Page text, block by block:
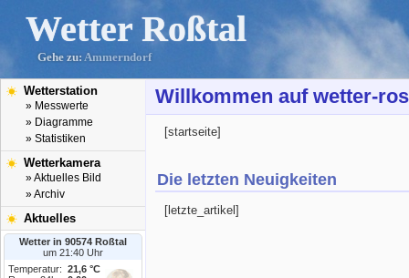
Wetter Roßtal
Gehe zu: Ammerndorf
Wetterstation
» Messwerte
» Diagramme
» Statistiken
Wetterkamera
» Aktuelles Bild
» Archiv
Aktuelles
Wetter in 90574 Roßtal
um 21:40 Uhr
Temperatur:
21,6 °C
Willkommen auf wetter-
[startseite]
Die letzten Neuigkeiten
[letzte_artikel]